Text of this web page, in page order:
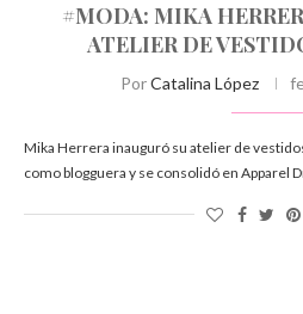
#MODA: MIKA
ATELIER DE
PorCatalina López
Mika Herrera inauguró su atelier de
como blogguera y se consolidó en Apparel